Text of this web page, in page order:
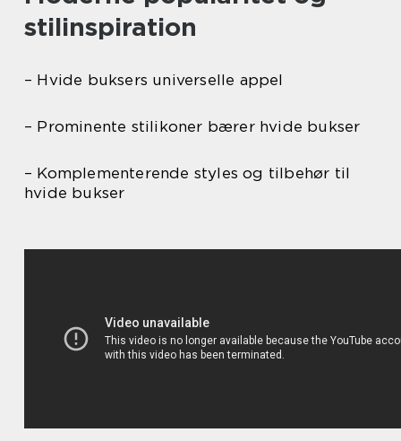
stilinspiration
– Hvide buksers universelle appel
– Prominente stilikoner bærer hvide bukser
– Komplementerende styles og tilbehør til
hvide bukser